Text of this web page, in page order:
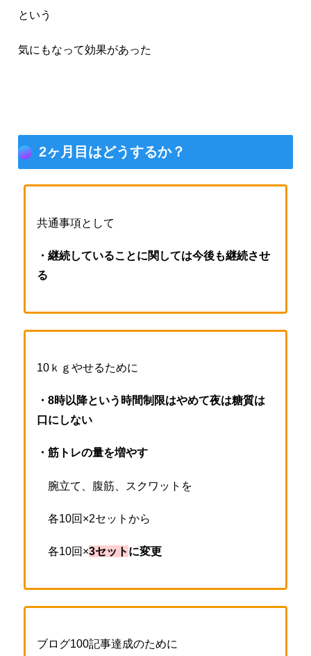
という
気にもなって効果があった
2ヶ月目はどうするか？
共通事項として
・継続していることに関しては今後も継続させ
る
10ｋｇやせるために
・8時以降という時間制限はやめて夜は糖質は
口にしない
・筋トレの量を増やす
腕立て、腹筋、スクワットを
各10回×2セットから
各10回×3セット に変更
ブログ100記事達成のために